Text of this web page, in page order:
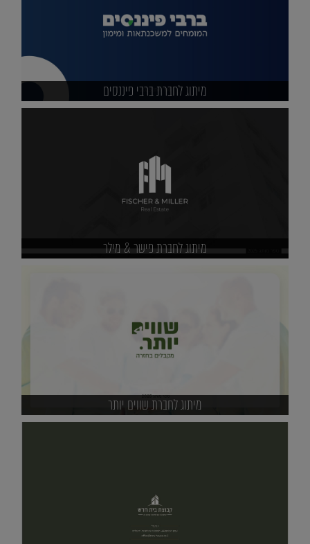
מיתוג לחברת ברבי פיננסים
מיתוג לחברת פישר & מילר
מיתוג לחברת שווים יותר